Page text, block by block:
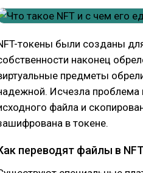
токены были созданы
наконец
предметы
Исчезла проблема
файла и
в токене.
переводят файлы в